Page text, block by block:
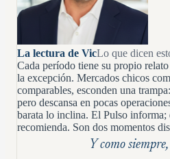
La lectura de VicLo que dicen
Cada período tiene su propio
la excepción. Mercados chicos
comparables, esconden una
pero descansa en pocas
barata lo inclina. El Pulso informa;
recomienda. Son dos momentos
Y como